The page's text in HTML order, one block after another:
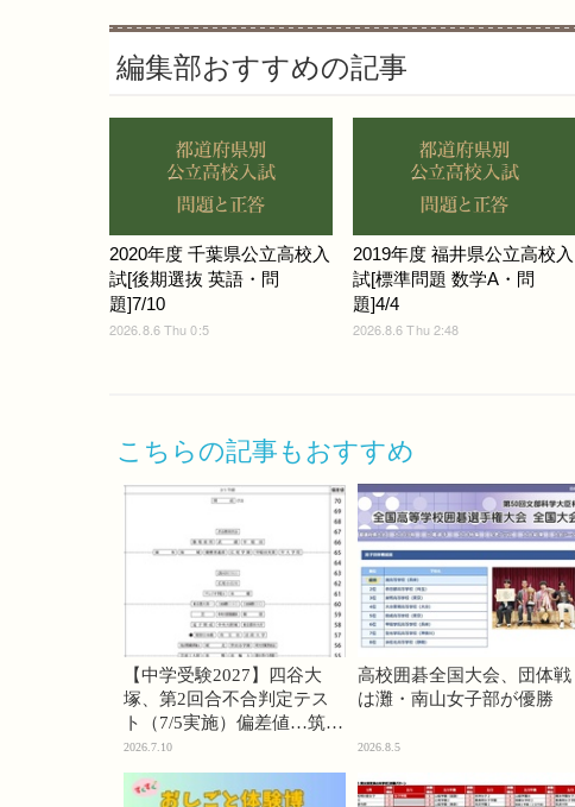
編集部おすすめの記事
2020年度 千葉県公立高校入
試[後期選抜 英語・問
題]7/10
2026.8.6 Thu 0:5
2019年度 福井県公立高校入
試[標準問題 数学A・問
題]4/4
2026.8.6 Thu 2:48
こちらの記事もおすすめ
【中学受験2027】四谷大
塚、第2回合不合判定テス
ト（7/5実施）偏差値…筑駒
74・桜蔭70＜PR＞
2026.7.10
高校囲碁全国大会、団体戦
は灘・南山女子部が優勝
2026.8.5